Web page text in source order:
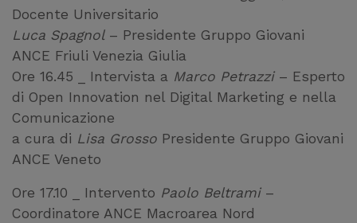
Docente Universitario
Luca Spagnol– Presidente Gruppo Giovani
ANCE Friuli Venezia Giulia
Ore 16.45 _ Intervista a Marco Petrazzi– Esperto
di Open Innovation nel Digital Marketing e nella
Comunicazione
a cura di Lisa Grosso Presidente Gruppo Giovani
ANCE Veneto
Ore 17.10 _ Intervento Paolo Beltrami–
Coordinatore ANCE Macroarea Nord